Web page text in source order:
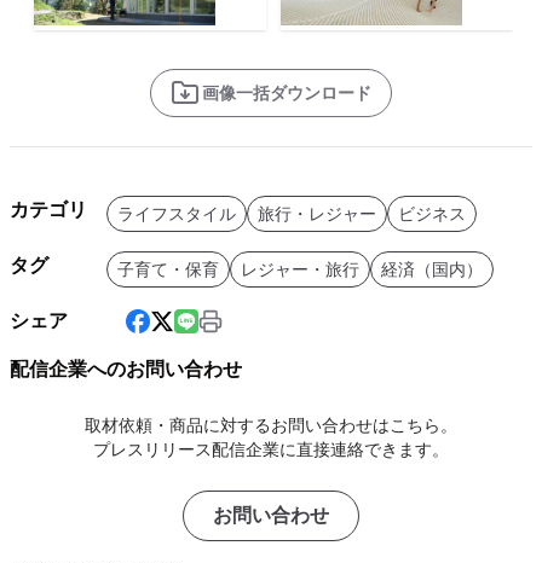
画像一括ダウンロード
カテゴリ ライフスタイル 旅行・レジャー ビジネス
タグ 子育て・保育 レジャー・旅行 経済（国内）
シェア
配信企業へのお問い合わせ
取材依頼・商品に対するお問い合わせはこちら。
プレスリリース配信企業に直接連絡できます。
お問い合わせ